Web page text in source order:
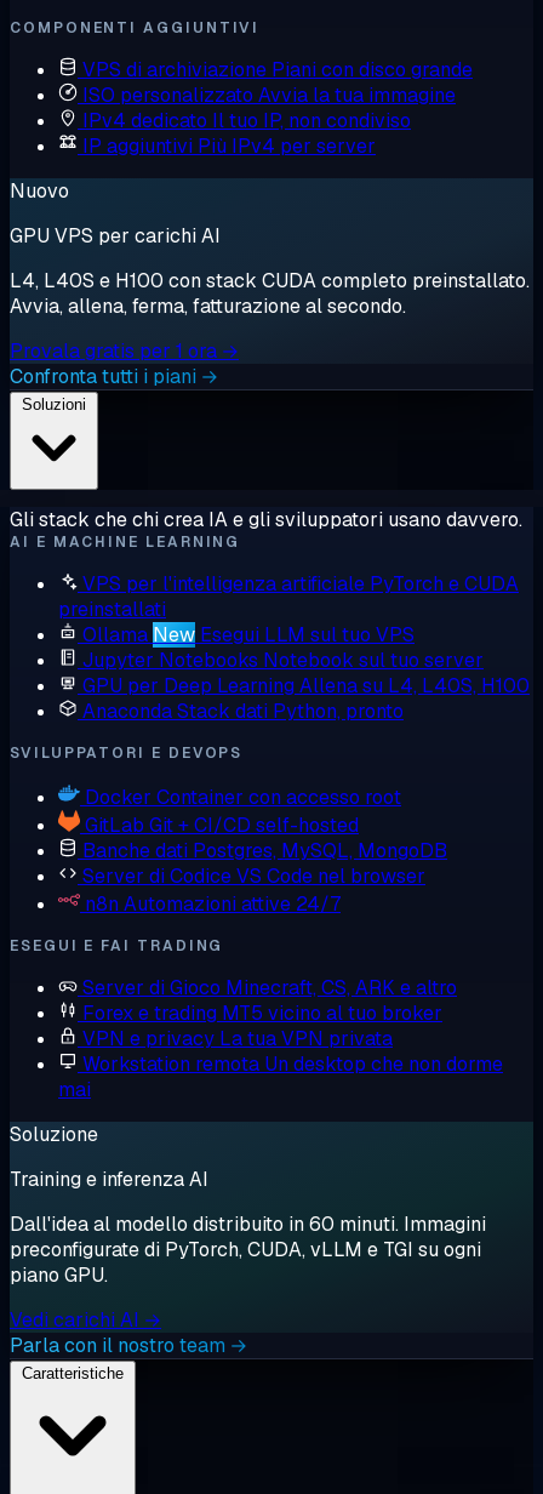
COMPONENTI AGGIUNTIVI
VPS di archiviazione Piani con disco grande
ISO personalizzato Avvia la tua immagine
IPv4 dedicato Il tuo IP, non condiviso
IP aggiuntivi Più IPv4 per server
Nuovo
GPU VPS per carichi AI
L4, L40S e H100 con stack CUDA completo preinstallato.
Avvia, allena, ferma, fatturazione al secondo.
Provala gratis per 1 ora →
Confronta tutti i piani →
Gli stack che chi crea IA e gli sviluppatori usano davvero.
AI E MACHINE LEARNING
VPS per l'intelligenza artificiale PyTorch e CUDA
preinstallati
Ollama New Esegui LLM sul tuo VPS
Jupyter Notebooks Notebook sul tuo server
GPU per Deep Learning Allena su L4, L40S, H100
AnacondaStack dati Python, pronto
SVILUPPATORI E DEVOPS
Docker Container con accesso root
GitLab Git + CI/CD self-hosted
Banche dati Postgres, MySQL, MongoDB
Server di CodiceVS Code nel browser
n8n Automazioni attive 24/7
ESEGUI E FAI TRADING
Server di Gioco Minecraft, CS, ARK e altro
Forex e trading MT5 vicino al tuo broker
VPN e privacy La tua VPN privata
Workstation remota Un desktop che non dorme
mai
Soluzione
Training e inferenza AI
Dall'idea al modello distribuito in 60 minuti. Immagini
preconfigurate di PyTorch, CUDA, vLLM e TGI su ogni
piano GPU.
Vedi carichi AI →
Parla con il nostro team →